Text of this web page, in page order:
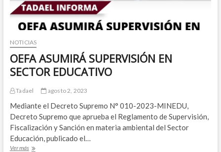
NOTICIAS
OEFA ASUMIRÁ SUPERVISIÓN EN
SECTOR EDUCATIVO
Tadael agosto 2, 2023
Mediante el Decreto Supremo N° 010-2023-MINEDU,
Decreto Supremo que aprueba el Reglamento de Supervisión,
Fiscalización y Sanción en materia ambiental del Sector
Educación, publicado el…
Ver másOEFA